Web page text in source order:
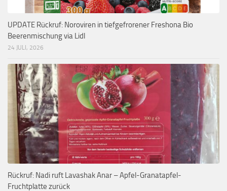
UPDATE Rückruf: Noroviren in tiefgefrorener Freshona Bio
Beerenmischung via Lidl
24 JULI, 2026
Rückruf: Nadi ruft Lavashak Anar – Apfel-Granatapfel-
Fruchtplatte zurück